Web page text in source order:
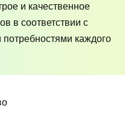
и качественное
в соответствии с
каждого